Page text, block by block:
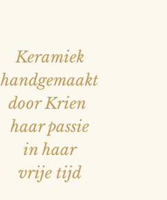
Keramiek
handgemaakt
door Krien
haar passie
in haar
vrije tijd